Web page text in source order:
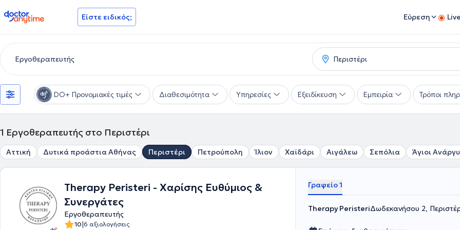
doctoranytime Είστε ειδικός; Εύρεση
DO+ Προνομιακές τιμές Διαθεσιμότητα Υπηρεσίες Εξειδίκευση Εμπειρία Τρόποι
1 Εργοθεραπευτής στο Περιστέρι
Αττική Δυτικά προάστια Αθήνας Περιστέρι Πετρούπολη Ίλιον Χαϊδάρι Αιγάλεω Σεπόλια Άγιοι
Therapy Peristeri - Χαρίσης Ευθύμιος &
Συνεργάτες
Εργοθεραπευτής
10|6 αξιολογήσεις
Γραφείο 1
Therapy PeristeriΔωδεκανήσου 2,